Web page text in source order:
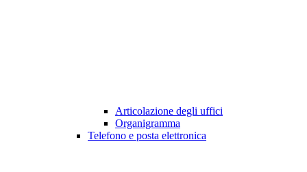
Articolazione degli uffici
Organigramma
Telefono e posta elettronica